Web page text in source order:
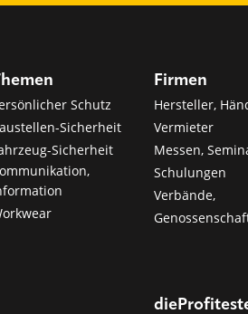
Schutz
Sicherheit
Sicherheit
Firmen
Hersteller,
Vermieter
Messen,
Schulungen
Verbände,